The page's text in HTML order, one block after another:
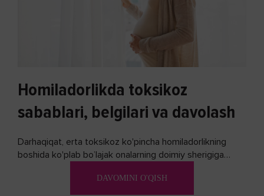
Homiladorlikda toksikoz
sabablari, belgilari va davolash
Darhaqiqat, erta toksikoz ko'pincha homiladorlikning
boshida ko'plab bo’lajak onalarning doimiy sherigiga
biron bir usuli bormi?DAVOMINI O'QISH